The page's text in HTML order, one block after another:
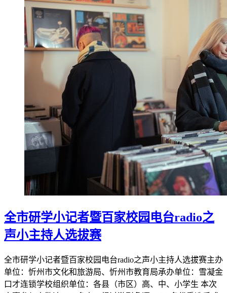
全市研学小记者暨百家校园电台radio之
声小主持人选拔赛
全市研学小记者暨百家校园电台radio之声小主持人选拔赛主办
单位：忻州市文化和旅游局、忻州市教育局承办单位：雪凝金
口才连锁学校组织单位：各县（市区）高、中、小学生 本次